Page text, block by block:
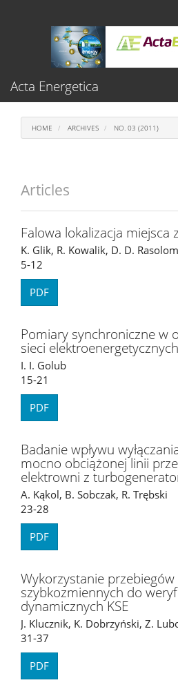
Content
Sidebar
Acta Energetica
HOME ARCHIVES NO. 03 (2011)
Articles
Falowa lokalizacja miejsca
K. Glik, R. Kowalik, D. D.
5-12
PDF
Pomiary synchroniczne w
sieci elektroenergetycznych
I. I. Golub
15-21
PDF
Badanie wpływu
mocno obciążonej linii
elektrowni z
A. Kąkol, B. Sobczak, R. Trębski
23-28
PDF
Wykorzystanie
szybkozmiennych do
dynamicznych KSE
J. Klucznik, K. Dobrzyński, Z.
31-37
PDF